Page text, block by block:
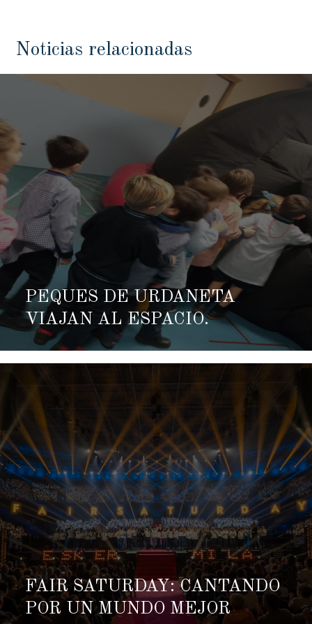
Noticias relacionadas
PEQUES DE URDANETA
VIAJAN AL ESPACIO.
FAIR SATURDAY: CANTANDO
POR UN MUNDO MEJOR